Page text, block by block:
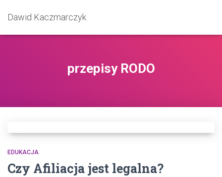
Dawid Kaczmarczyk
przepisy RODO
EDUKACJA
Czy Afiliacja jest legalna?